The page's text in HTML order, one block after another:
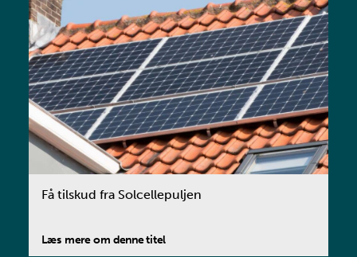
Få tilskud fra Solcellepuljen
Læs mere om denne titel